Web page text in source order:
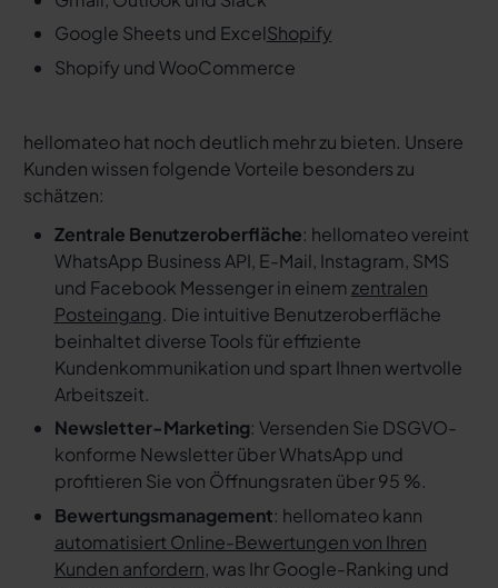
Google Sheets und ExcelShopify
Shopify und WooCommerce
hellomateo hat noch deutlich mehr zu bieten. Unsere
Kunden wissen folgende Vorteile besonders zu
schätzen:
Zentrale Benutzeroberfläche: hellomateo vereint
WhatsApp Business API, E-Mail, Instagram, SMS
und Facebook Messenger in einem zentralen
Posteingang. Die intuitive Benutzeroberfläche
beinhaltet diverse Tools für effiziente
Kundenkommunikation und spart Ihnen wertvolle
Arbeitszeit.
Newsletter-Marketing: Versenden Sie DSGVO-
konforme Newsletter über WhatsApp und
profitieren Sie von Öffnungsraten über 95 %.
Bewertungsmanagement: hellomateo kann
automatisiert Online-Bewertungen von Ihren
Kunden anfordern, was Ihr Google-Ranking und